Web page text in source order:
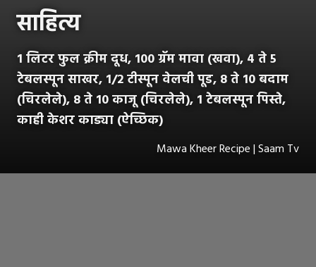
साहित्य
1 लिटर फुल क्रीम दूध, 100 ग्रॅम मावा (खवा), 4 ते 5
टेबलस्पून साखर, 1/2 टीस्पून वेलची पूड, 8 ते 10 बदाम
(चिरलेले), 8 ते 10 काजू (चिरलेले), 1 टेबलस्पून पिस्ते,
काही केशर काड्या (ऐच्छिक)
Mawa Kheer Recipe | Saam Tv